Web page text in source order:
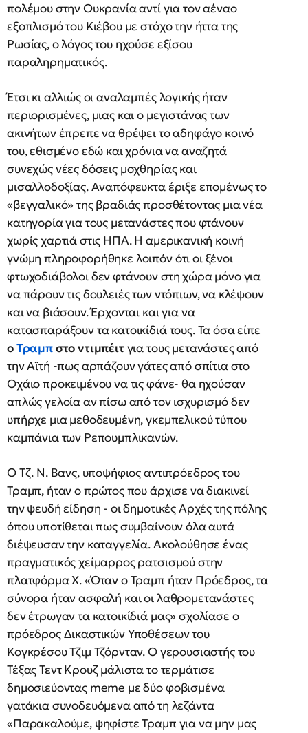
πολέμου στην Ουκρανία αντί για τον αέναο
εξοπλισμό του Κιέβου με στόχο την ήττα της
Ρωσίας, ο λόγος του ηχούσε εξίσου
παραληρηματικός.
Έτσι κι αλλιώς οι αναλαμπές λογικής ήταν
περιορισμένες, μιας και ο μεγιστάνας των
ακινήτων έπρεπε να θρέψει το αδηφάγο κοινό
του, εθισμένο εδώ και χρόνια να αναζητά
συνεχώς νέες δόσεις μοχθηρίας και
μισαλλοδοξίας. Αναπόφευκτα έριξε επομένως το
«βεγγαλικό» της βραδιάς προσθέτοντας μια νέα
κατηγορία για τους μετανάστες που φτάνουν
χωρίς χαρτιά στις ΗΠΑ. Η αμερικανική κοινή
γνώμη πληροφορήθηκε λοιπόν ότι οι ξένοι
φτωχοδιάβολοι δεν φτάνουν στη χώρα μόνο για
να πάρουν τις δουλειές των ντόπιων, να κλέψουν
και να βιάσουν. Έρχονται και για να
κατασπαράξουν τα κατοικίδιά τους. Τα όσα είπε
οΤραμπστο ντιμπέιτγια τους μετανάστες από
την Αϊτή -πως αρπάζουν γάτες από σπίτια στο
Οχάιο προκειμένου να τις φάνε- θα ηχούσαν
απλώς γελοία αν πίσω από τον ισχυρισμό δεν
υπήρχε μια μεθοδευμένη, γκεμπελικού τύπου
καμπάνια των Ρεπουμπλικανών.
Ο Τζ. Ν. Βανς, υποψήφιος αντιπρόεδρος του
Τραμπ, ήταν ο πρώτος που άρχισε να διακινεί
την ψευδή είδηση - οι δημοτικές Αρχές της πόλης
όπου υποτίθεται πως συμβαίνουν όλα αυτά
διέψευσαν την καταγγελία. Ακολούθησε ένας
πραγματικός χείμαρρος ρατσισμού στην
πλατφόρμα Χ. «Όταν ο Τραμπ ήταν Πρόεδρος, τα
σύνορα ήταν ασφαλή και οι λαθρομετανάστες
δεν έτρωγαν τα κατοικίδιά μας» σχολίασε ο
πρόεδρος Δικαστικών Υποθέσεων του
Κογκρέσου Τζιμ Τζόρνταν. Ο γερουσιαστής του
Τέξας Τεντ Κρουζ μάλιστα το τερμάτισε
δημοσιεύοντας meme με δύο φοβισμένα
γατάκια συνοδευόμενα από τη λεζάντα
«Παρακαλούμε, ψηφίστε Τραμπ για να μην μας